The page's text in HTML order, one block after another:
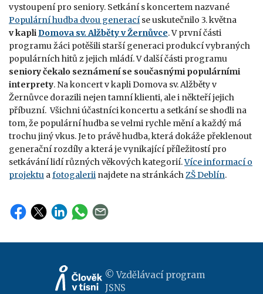
vystoupení pro seniory. Setkání s koncertem nazvané
Populární hudba dvou generací se uskutečnilo 3. května
v kapliDomova sv. Alžběty v Žernůvce. V první části
programu žáci potěšili starší generaci produkcí vybraných
populárních hitů z jejich mládí. V další části programu
seniory čekalo seznámení se současnými populárními
interprety. Na koncert v kapli Domova sv. Alžběty v
Žernůvce dorazili nejen tamní klienti, ale i někteří jejich
příbuzní. Všichni účastníci koncertu a setkání se shodli na
tom, že populární hudba se velmi rychle mění a každý má
trochu jiný vkus. Je to právě hudba, která dokáže překlenout
generační rozdíly a která je vynikající příležitostí pro
setkávání lidí různých věkových kategorií.Více informací o
projektu afotogalerii najdete na stránkáchZŠ Deblín.
© Vzdělávací program
JSNS